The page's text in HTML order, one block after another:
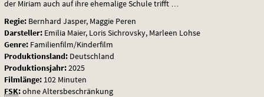
der Miriam auch auf ihre ehemalige Schule trifft …
Regie: Bernhard Jasper, Maggie Peren
Darsteller: Emilia Maier, Loris Sichrovsky, Marleen Lohse
Genre: Familienfilm/Kinderfilm
Produktionsland: Deutschland
Produktionsjahr:2025
Filmlänge: 102 Minuten
FSK:ohne Altersbeschränkung